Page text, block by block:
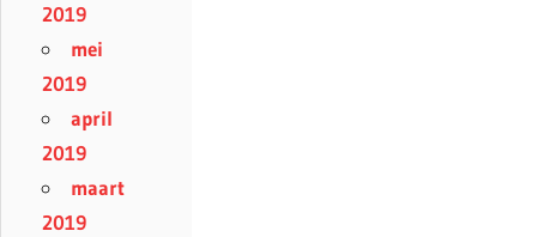
2019
mei
2019
april
2019
maart
2019